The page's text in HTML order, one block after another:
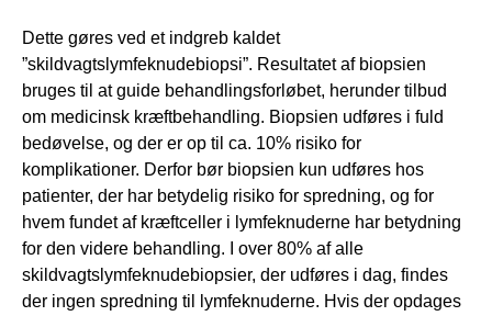
Dette gøres ved et indgreb kaldet
”skildvagtslymfeknudebiopsi”. Resultatet af biopsien
bruges til at guide behandlingsforløbet, herunder tilbud
om medicinsk kræftbehandling. Biopsien udføres i fuld
bedøvelse, og der er op til ca. 10% risiko for
komplikationer. Derfor bør biopsien kun udføres hos
patienter, der har betydelig risiko for spredning, og for
hvem fundet af kræftceller i lymfeknuderne har betydning
for den videre behandling. I over 80% af alle
skildvagtslymfeknudebiopsier, der udføres i dag, findes
der ingen spredning til lymfeknuderne. Hvis der opdages